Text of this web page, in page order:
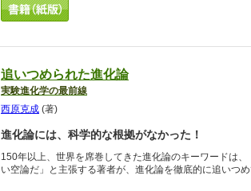
追いつめられた進化論
実験進化学の最前線
西原克成 (著)
進化論には、科学的な根拠がなかった！
150年以上、世界を席巻してきた進化論のキーワードは
い空論だ」と主張する著者が、進化論を徹底的に追いつめ